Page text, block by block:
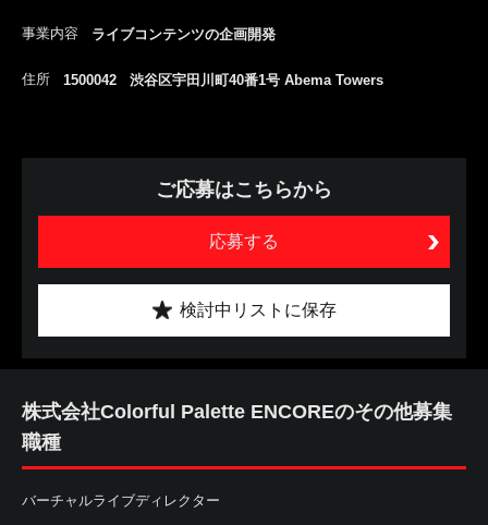
事業内容 ライブコンテンツの企画開発
住所 1500042 渋谷区宇田川町40番1号 Abema Towers
ご応募はこちらから
応募する
検討中リストに保存
株式会社Colorful Palette ENCOREのその他募集
職種
バーチャルライブディレクター